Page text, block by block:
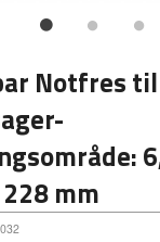
Notfres til
mm